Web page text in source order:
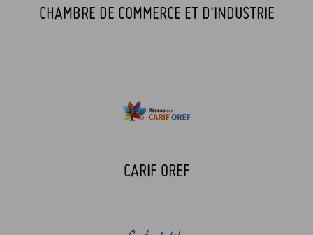
CHAMBRE DE COMMERCE ET D'INDUSTRIE
CARIF OREF